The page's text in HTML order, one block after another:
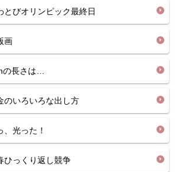
びオリンピック最終日
画
長さは…
いろいろな出し方
光った！
っくり返し競争